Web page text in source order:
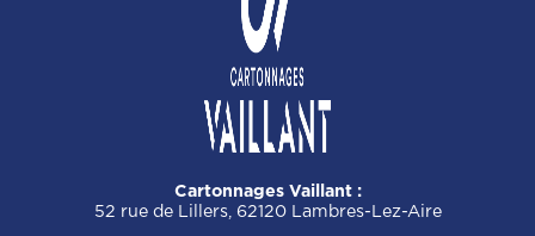
Cartonnages Vaillant :
52 rue de Lillers, 62120 Lambres-Lez-Aire